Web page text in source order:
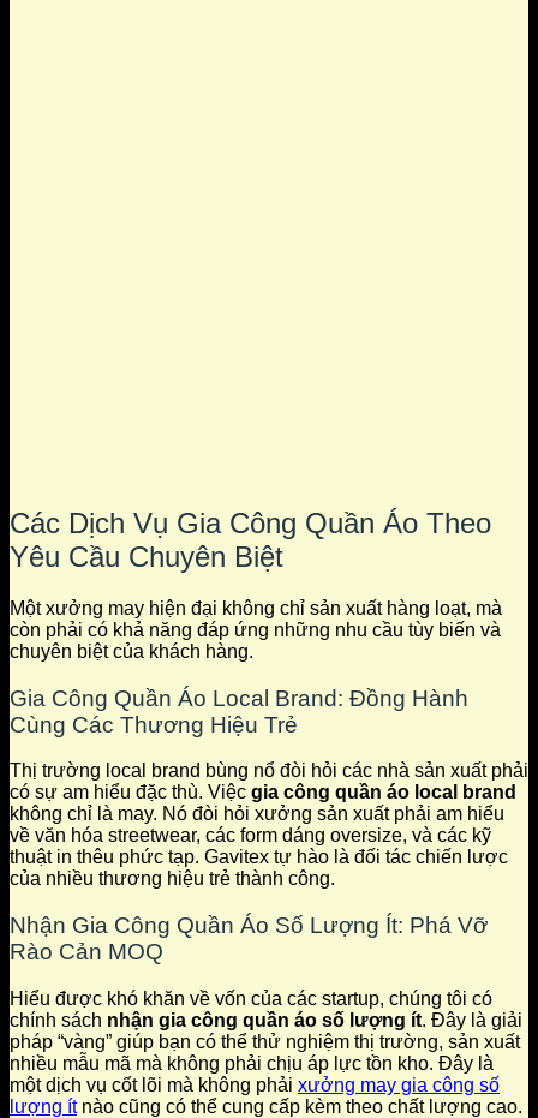
Các Dịch Vụ Gia Công Quần Áo Theo
Yêu Cầu Chuyên Biệt
Một xưởng may hiện đại không chỉ sản xuất hàng loạt, mà
còn phải có khả năng đáp ứng những nhu cầu tùy biến và
chuyên biệt của khách hàng.
Gia Công Quần Áo Local Brand: Đồng Hành
Cùng Các Thương Hiệu Trẻ
Thị trường local brand bùng nổ đòi hỏi các nhà sản xuất phải
có sự am hiểu đặc thù. Việc gia công quần áo local brand
không chỉ là may. Nó đòi hỏi xưởng sản xuất phải am hiểu
về văn hóa streetwear, các form dáng oversize, và các kỹ
thuật in thêu phức tạp. Gavitex tự hào là đối tác chiến lược
của nhiều thương hiệu trẻ thành công.
Nhận Gia Công Quần Áo Số Lượng Ít: Phá Vỡ
Rào Cản MOQ
Hiểu được khó khăn về vốn của các startup, chúng tôi có
chính sách nhận gia công quần áo số lượng ít. Đây là giải
pháp “vàng” giúp bạn có thể thử nghiệm thị trường, sản xuất
nhiều mẫu mã mà không phải chịu áp lực tồn kho. Đây là
một dịch vụ cốt lõi mà không phải xưởng may gia công số
lượng ítnào cũng có thể cung cấp kèm theo chất lượng cao.